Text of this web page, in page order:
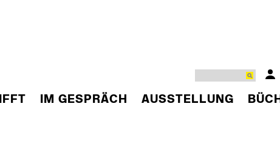
IM GESPRÄCH AUSSTELLUNG